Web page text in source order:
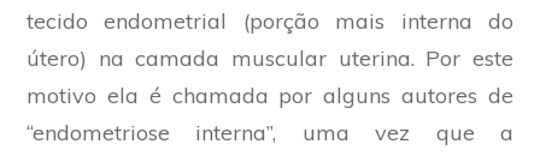
tecido endometrial (porção mais interna do
útero) na camada muscular uterina. Por este
motivo ela é chamada por alguns autores de
“endometriose interna”, uma vez que a